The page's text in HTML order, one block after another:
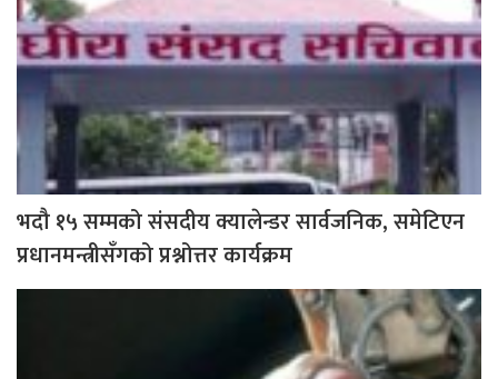
भदौ १५ सम्मको संसदीय क्यालेन्डर सार्वजनिक, समेटिएन
प्रधानमन्त्रीसँगको प्रश्नोत्तर कार्यक्रम